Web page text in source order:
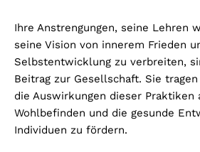
Ihre Anstrengungen, seine Lehren
seine Vision von innerem Frieden
Selbstentwicklung zu verbreiten,
Beitrag zur Gesellschaft. Sie
die Auswirkungen dieser Praktiken
Wohlbefinden und die gesunde
Individuen zu fördern.